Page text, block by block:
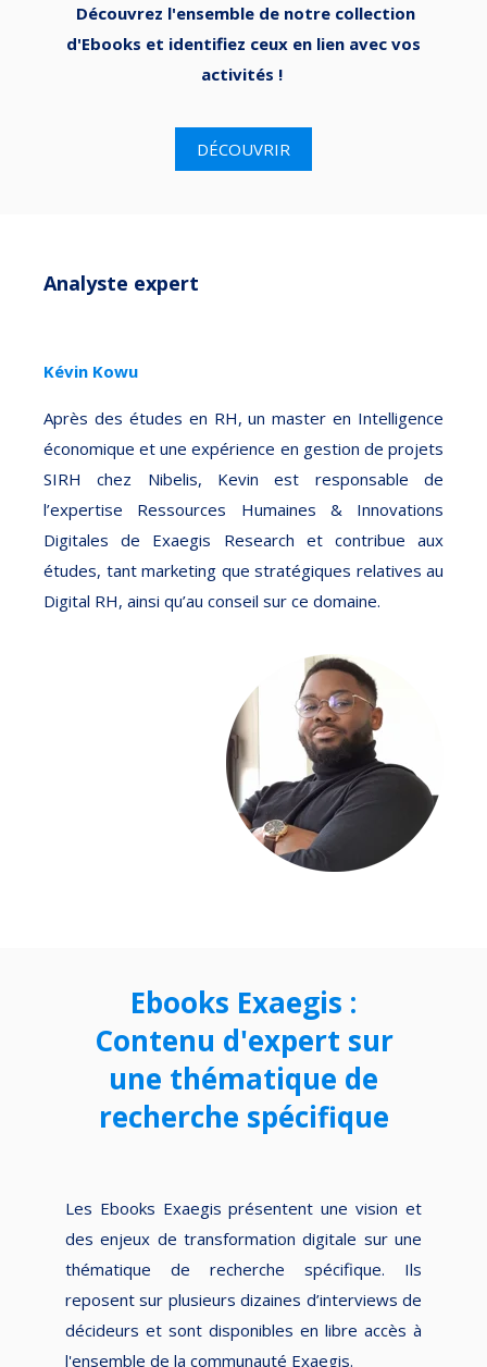
Découvrez l'ensemble de notre collection
d'Ebooks et identifiez ceux en lien avec vos
activités !
DÉCOUVRIR
Analyste expert
Kévin Kowu
Après des études en RH, un master en Intelligence
économique et une expérience en gestion de projets
SIRH chez Nibelis, Kevin est responsable de
l’expertise Ressources Humaines & Innovations
Digitales de Exaegis Research et contribue aux
études, tant marketing que stratégiques relatives au
Digital RH, ainsi qu’au conseil sur ce domaine.
Ebooks Exaegis :
Contenu d'expert sur
une thématique de
recherche spécifique
Les Ebooks Exaegis présentent une vision et
des enjeux de transformation digitale sur une
thématique de recherche spécifique. Ils
reposent sur plusieurs dizaines d’interviews de
décideurs et sont disponibles en libre accès à
l'ensemble de la communauté Exaegis.